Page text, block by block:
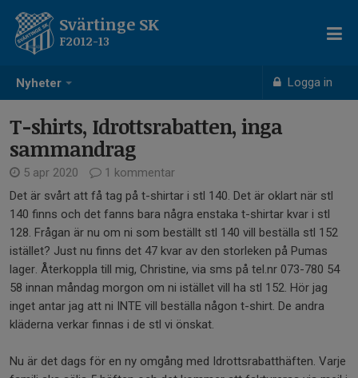
Nyheter Logga in
Svärtinge SK
F2012-13
T-shirts, Idrottsrabatten, inga
sammandrag
5 apr 2020
1 kommentar
Det är svårt att få tag på t-shirtar i stl 140. Det är oklart när stl
140 finns och det fanns bara några enstaka t-shirtar kvar i stl
128. Frågan är nu om ni som beställt stl 140 vill beställa stl 152
istället? Just nu finns det 47 kvar av den storleken på Pumas
lager. Återkoppla till mig, Christine, via sms på tel.nr 073-780 54
58 innan måndag morgon om ni istället vill ha stl 152. Hör jag
inget antar jag att ni INTE vill beställa någon t-shirt. De andra
kläderna verkar finnas i de stl vi önskat.
Nu är det dags för en ny omgång med Idrottsrabatthäften. Varje